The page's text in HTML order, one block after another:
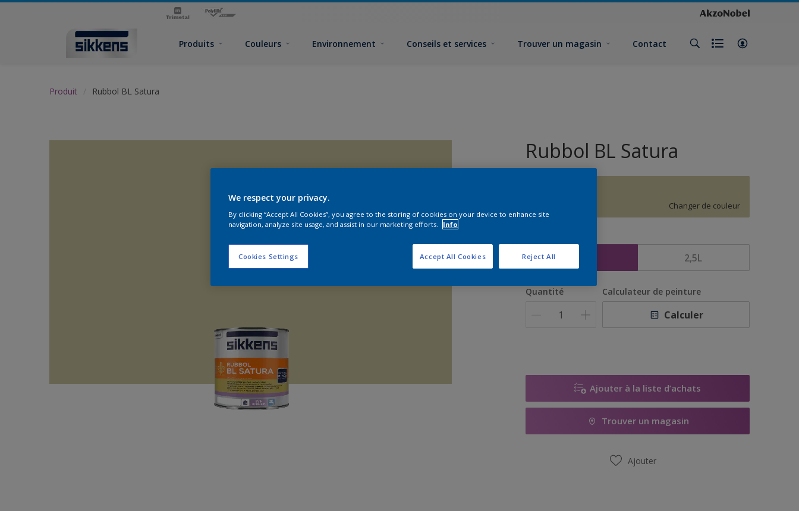
Produits Couleurs Environnement Conseils et services Trouver un magasin Contact
Produit Rubbol BL Satura
Rubbol BL Satura
Changer de couleur
2,5L
Quantité Calculateur de peinture
Calculer
Ajouter à la liste d’achats
Trouver un magasin
Ajouter
We respect your privacy.
By clicking “Accept All Cookies”, you agree to the storing of cookies on your device to enhance site
navigation, analyze site usage, and assist in our marketing efforts.
Info
Cookies Settings Reject All
Accept All Cookies